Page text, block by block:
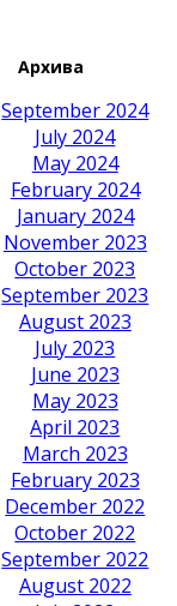
Архива
September 2024
July 2024
May 2024
February 2024
January 2024
November 2023
October 2023
September 2023
August 2023
July 2023
June 2023
May 2023
April 2023
March 2023
February 2023
December 2022
October 2022
September 2022
August 2022